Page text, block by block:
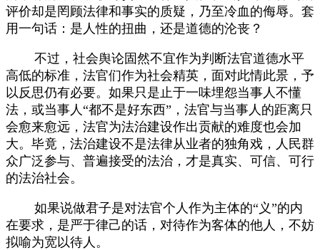
评价却是罔顾法律和事实的质疑，乃至冷血的侮辱。套
用一句话：是人性的扭曲，还是道德的沦丧？
不过，社会舆论固然不宜作为判断法官道德水平
高低的标准，法官们作为社会精英，面对此情此景，予
以反思仍有必要。如果只是止于一味埋怨当事人不懂
法，或当事人 “都不是好东西”，法官与当事人的距离只
会愈来愈远，法官为法治建设作出贡献的难度也会加
大。毕竟，法治建设不是法律从业者的独角戏，人民群
众广泛参与、普遍接受的法治，才是真实、可信、可行
的法治社会。
如果说做君子是对法官个人作为主体的“义”的内
在要求，是严于律己的话，对待作为客体的他人，不妨
拟喻为宽以待人。